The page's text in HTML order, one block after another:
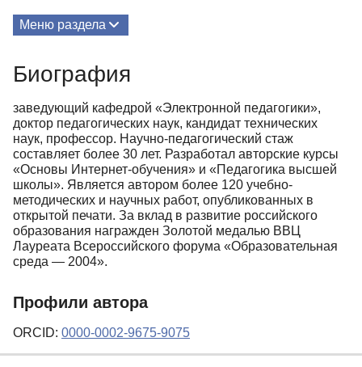
Меню раздела
Биография
Биография
заведующий кафедрой «Электронной педагогики»,
доктор педагогических наук, кандидат технических
наук, профессор. Научно-педагогический стаж
составляет более 30 лет. Разработал авторские курсы
«Основы Интернет-обучения» и «Педагогика высшей
школы». Является автором более 120 учебно-
методических и научных работ, опубликованных в
открытой печати. За вклад в развитие российского
образования награжден Золотой медалью ВВЦ
Лауреата Всероссийского форума «Образовательная
среда — 2004».
Профили автора
ORCID: 0000-0002-9675-9075